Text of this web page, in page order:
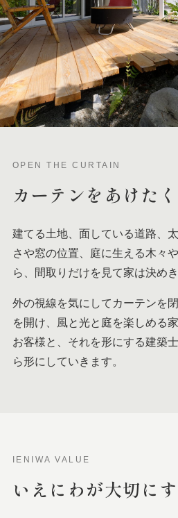
OPEN THE CURTAIN
カーテンを あけた
建てる土地、面している道路、
さや窓の位置、庭に生える木々
ら、間取りだけを見て家は決めき
外の視線を気にしてカーテンを
を開け、風と光と庭を楽しめる
お客様と、それを形にする建築
ら形にしていきます。
IENIWA VALUE
いえにわが大切に